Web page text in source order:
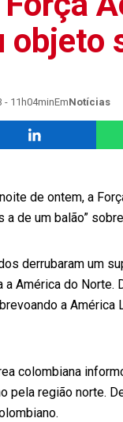
- 11h04minEmNotícias
de ontem, a
de um balão”
derrubaram um
América do Norte.
a América
colombiana
pela região norte.